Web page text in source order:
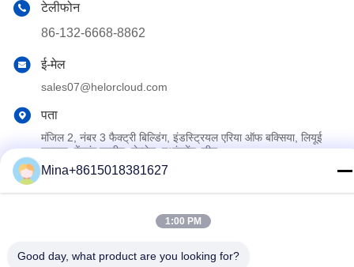
टेलीफोन
86-132-6668-8862
ई-मेल
sales07@helorcloud.com
पता
मंजिल 2, नंबर 3 फैक्ट्री बिल्डिंग, इंडस्ट्रियल एरिया ऑफ बक्सिया, लियूई
समुदाय, हेंगगंग स्ट्रीट, शेन्ज़ेन, गुआंग्डोंग, चीन
चीन अच्छी गुणवत्ता मिनी पीसी देने वाला।कॉपीराइट © 2024-2026 Shenzhen
Mina+8615018381627
1:00 PM
Good day, what product are you looking for?